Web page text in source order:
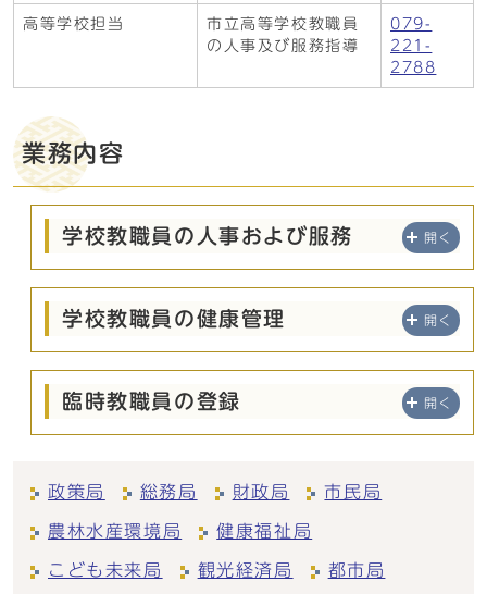
高等学校担当
市立高等学校教職員
の人事及び服務指導
079-
221-
2788
業務内容
学校教職員の人事および服務 開く
学校教職員の健康管理 開く
臨時教職員の登録 開く
政策局 総務局 財政局 市民局
農林水産環境局 健康福祉局
こども未来局 観光経済局 都市局